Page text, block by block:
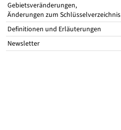
Gebietsveränderungen,
Änderungen zum Schlüsselverzeichnis
Definitionen und Erläuterungen
Newsletter